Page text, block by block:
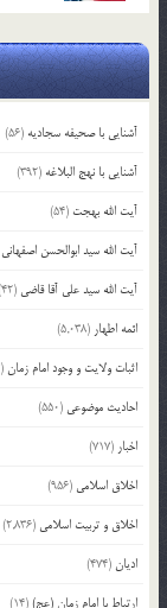
آشنایی با صحیفه سجادیه (56)
آشنایی با نهج البلاغه (392)
آیت الله بهجت (54)
آیت الله سید ابوالحسن اصفهانی
آیت الله سید علی آقا قاضی (42)
ائمه اطهار (5,038)
اثبات ولایت و وجود امام زمان(73)
احادیث موضوعی (550)
اخبار (717)
اخلاق اسلامی (956)
اخلاق و تربیت اسلامی (2,836)
ادیان(474)
ارتباط با امام زمان (عج)(14)